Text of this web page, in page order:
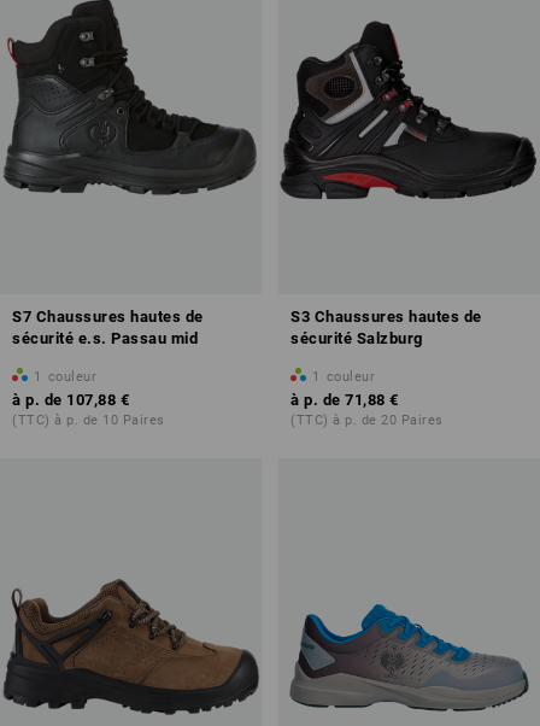
S7 Chaussures hautes de
sécurité e.s. Passau mid
1 couleur
à p. de 107,88 €
(TTC) à p. de 10 Paires
S3 Chaussures hautes de
sécurité Salzburg
1 couleur
à p. de 71,88 €
(TTC) à p. de 20 Paires